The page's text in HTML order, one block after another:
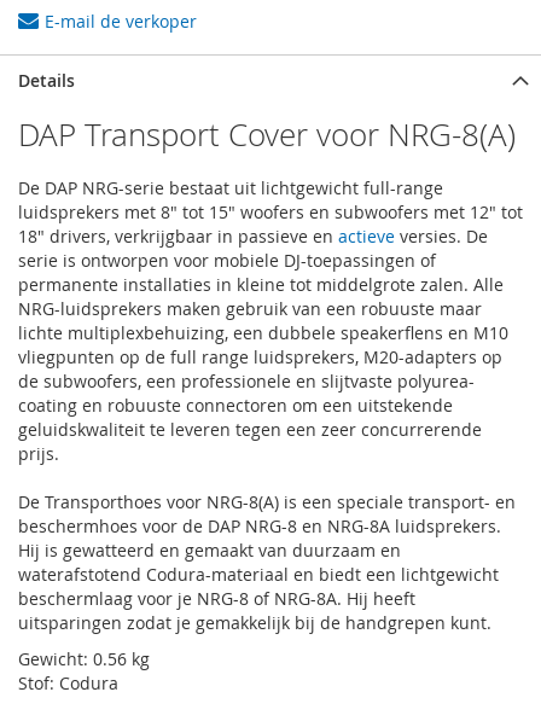
E-mail de verkoper
Details
DAP Transport Cover voor NRG-8(A)
De DAP NRG-serie bestaat uit lichtgewicht full-range
luidsprekers met 8" tot 15" woofers en subwoofers met 12" tot
18" drivers, verkrijgbaar in passieve en actieve versies. De
serie is ontworpen voor mobiele DJ-toepassingen of
permanente installaties in kleine tot middelgrote zalen. Alle
NRG-luidsprekers maken gebruik van een robuuste maar
lichte multiplexbehuizing, een dubbele speakerflens en M10
vliegpunten op de full range luidsprekers, M20-adapters op
de subwoofers, een professionele en slijtvaste polyurea-
coating en robuuste connectoren om een uitstekende
geluidskwaliteit te leveren tegen een zeer concurrerende
prijs.
De Transporthoes voor NRG-8(A) is een speciale transport- en
beschermhoes voor de DAP NRG-8 en NRG-8A luidsprekers.
Hij is gewatteerd en gemaakt van duurzaam en
waterafstotend Codura-materiaal en biedt een lichtgewicht
beschermlaag voor je NRG-8 of NRG-8A. Hij heeft
uitsparingen zodat je gemakkelijk bij de handgrepen kunt.
Gewicht: 0.56 kg
Stof: Codura